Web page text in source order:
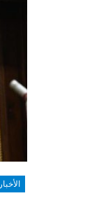
الأخبار